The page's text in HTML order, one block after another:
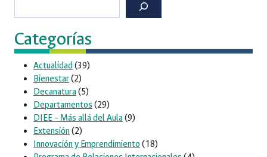
Categorías
Actualidad (39)
Bienestar(2)
Decanatura(5)
Departamentos (29)
DIEE – Más allá del Aula(9)
Extensión(2)
Innovación y Emprendimiento (18)